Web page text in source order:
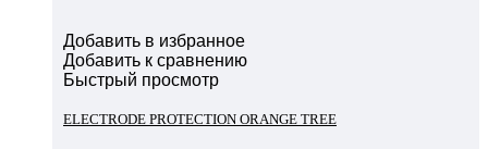
Добавить в избранное
Добавить к сравнению
Быстрый просмотр
ELECTRODE PROTECTION ORANGE TREE